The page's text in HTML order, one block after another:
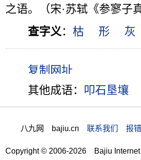
之语。（宋·苏轼《参寥子
查字义 ：枯 形 灰
其他成语： 叩石垦壤
八九网 bajiu.cn 联系我们 报
Copyright © 2006-2026 Bajiu